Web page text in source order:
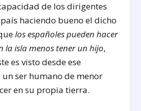
de los dirigentes
haciendo bueno el dicho
los españoles pueden hacer
la isla menos tener un hijo,
es visto desde ese
ser humano de menor
en su propia tierra.